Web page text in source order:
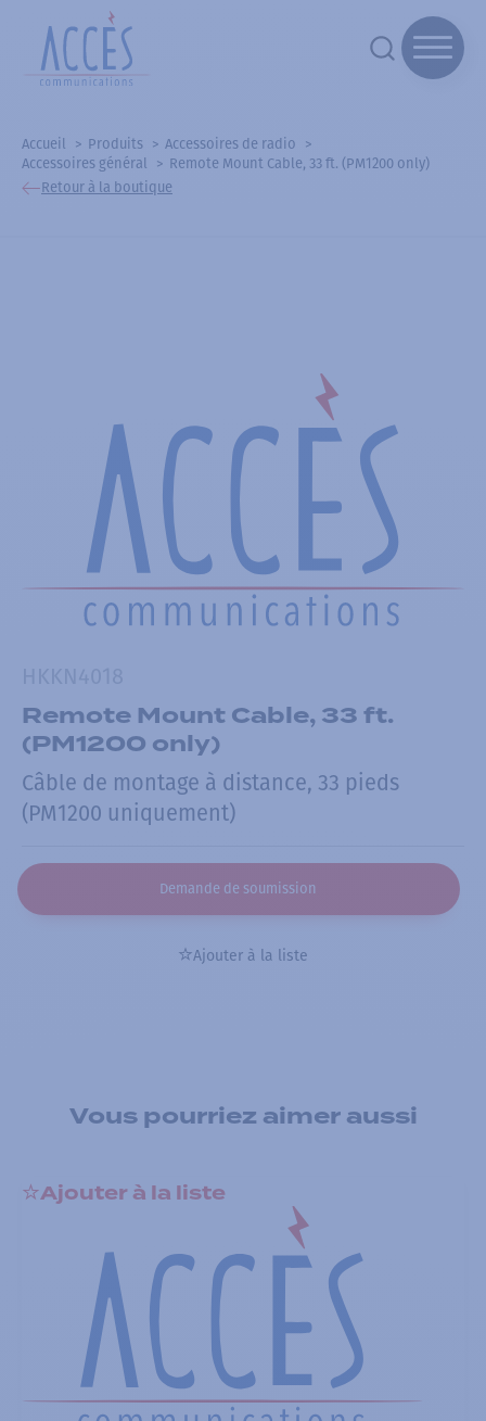
Accueil Produits
Accessoires de radio
Accessoires général
Remote Mount Cable, 33 ft. (PM1200 only)
Retour à la boutique
Remote Mount Cable, 33 ft.
(PM1200 only)
Câble de montage à distance, 33 pieds
(PM1200 uniquement)
Demande de soumission
Ajouter à la liste
Vous pourriez aimer aussi
Ajouter à la liste